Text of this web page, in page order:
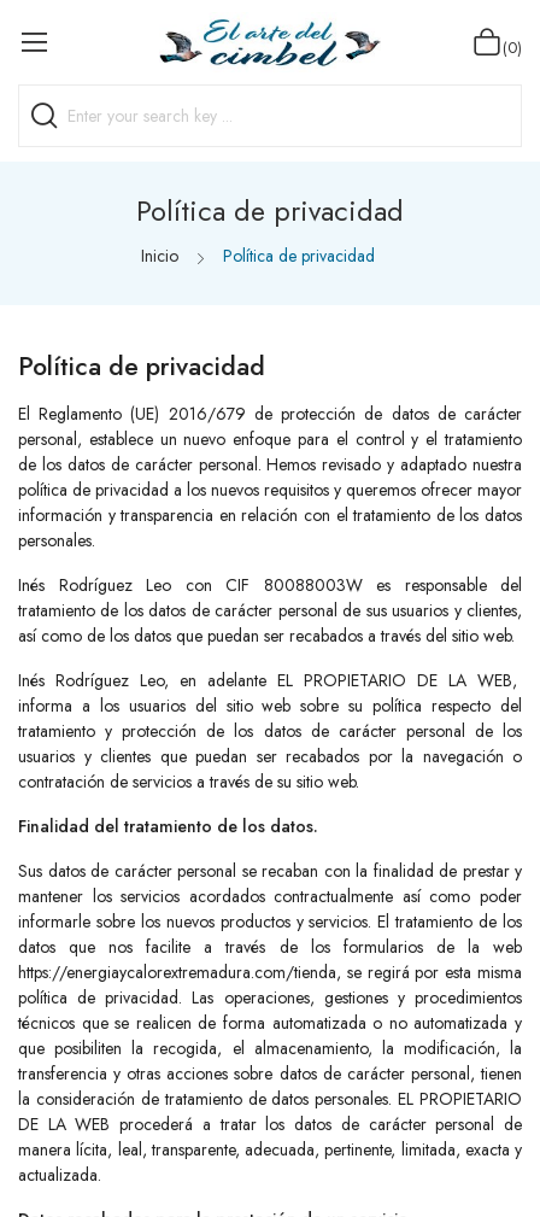
(0)
Política de privacidad
Inicio Política de privacidad
Política de privacidad
El Reglamento (UE) 2016/679 de protección de datos de carácter
personal, establece un nuevo enfoque para el control y el tratamiento
de los datos de carácter personal. Hemos revisado y adaptado nuestra
política de privacidad a los nuevos requisitos y queremos ofrecer mayor
información y transparencia en relación con el tratamiento de los datos
personales.
Inés Rodríguez Leo con CIF 80088003W es responsable del
tratamiento de los datos de carácter personal de sus usuarios y clientes,
así como de los datos que puedan ser recabados a través del sitio web.
Inés Rodríguez Leo, en adelante EL PROPIETARIO DE LA WEB,
informa a los usuarios del sitio web sobre su política respecto del
tratamiento y protección de los datos de carácter personal de los
usuarios y clientes que puedan ser recabados por la navegación o
contratación de servicios a través de su sitio web.
Finalidad del tratamiento de los datos.
Sus datos de carácter personal se recaban con la finalidad de prestar y
mantener los servicios acordados contractualmente así como poder
informarle sobre los nuevos productos y servicios. El tratamiento de los
datos que nos facilite a través de los formularios de la web
https://energiaycalorextremadura.com/tienda, se regirá por esta misma
política de privacidad. Las operaciones, gestiones y procedimientos
técnicos que se realicen de forma automatizada o no automatizada y
que posibiliten la recogida, el almacenamiento, la modificación, la
transferencia y otras acciones sobre datos de carácter personal, tienen
la consideración de tratamiento de datos personales. EL PROPIETARIO
DE LA WEB procederá a tratar los datos de carácter personal de
manera lícita, leal, transparente, adecuada, pertinente, limitada, exacta y
actualizada.